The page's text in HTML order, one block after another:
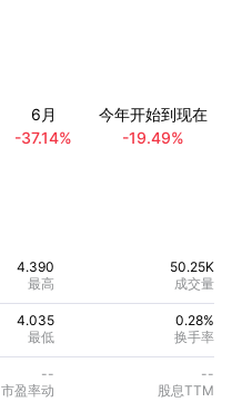
6月
-37.14%
今年开始到现在
-19.49%
4.390
最高
50.25K
成交量
--
市盈率动
--
股息TTM
0.28%
换手率
4.035
最低